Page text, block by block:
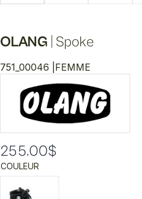
OLANG Spoke
751_00046 | FEMME
255.00$
COULEUR